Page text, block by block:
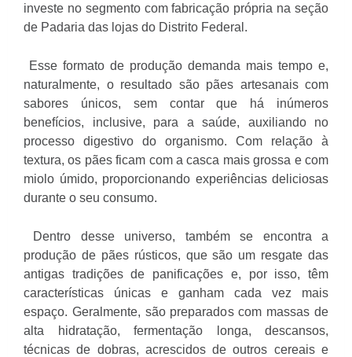
investe no segmento com fabricação própria na seção
de Padaria das lojas do Distrito Federal.
Esse formato de produção demanda mais tempo e,
naturalmente, o resultado são pães artesanais com
sabores únicos, sem contar que há inúmeros
benefícios, inclusive, para a saúde, auxiliando no
processo digestivo do organismo. Com relação à
textura, os pães ficam com a casca mais grossa e com
miolo úmido, proporcionando experiências deliciosas
durante o seu consumo.
Dentro desse universo, também se encontra a
produção de pães rústicos, que são um resgate das
antigas tradições de panificações e, por isso, têm
características únicas e ganham cada vez mais
espaço. Geralmente, são preparados com massas de
alta hidratação, fermentação longa, descansos,
técnicas de dobras, acrescidos de outros cereais e